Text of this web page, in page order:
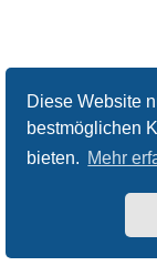
Diese Website
bestmöglichen
bieten. Mehr